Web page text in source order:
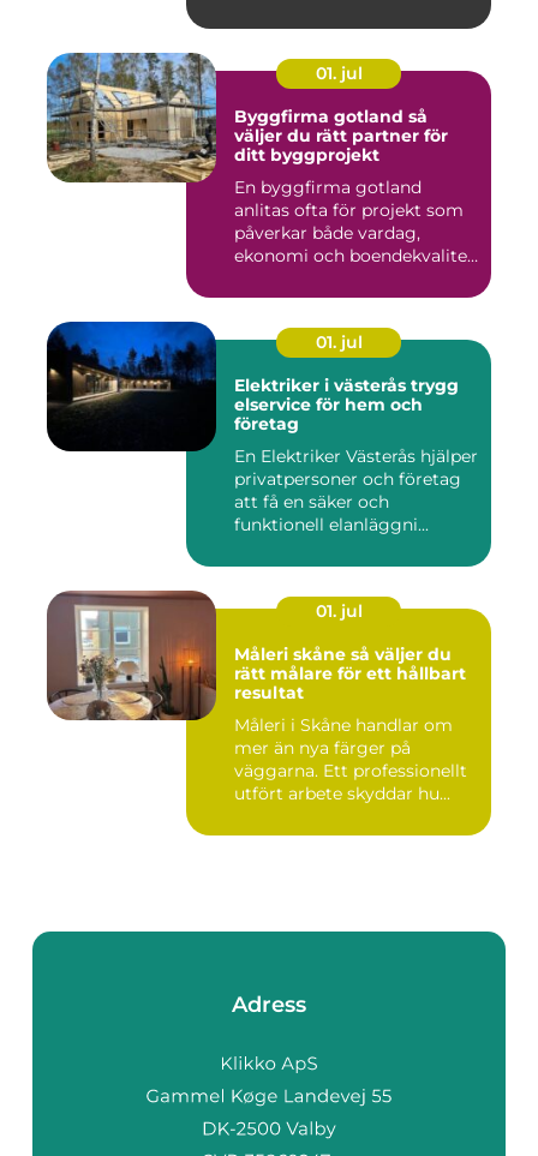
01. jul
Byggfirma gotland så
väljer du rätt partner för
ditt byggprojekt
En byggfirma gotland
anlitas ofta för projekt som
påverkar både vardag,
ekonomi och boendekvalitet
01. jul
Elektriker i västerås trygg
elservice för hem och
företag
En Elektriker Västerås hjälper
privatpersoner och företag
att få en säker och
funktionell elanläggni...
01. jul
Måleri skåne så väljer du
rätt målare för ett hållbart
resultat
Måleri i Skåne handlar om
mer än nya färger på
väggarna. Ett professionellt
utfört arbete skyddar hu...
Adress